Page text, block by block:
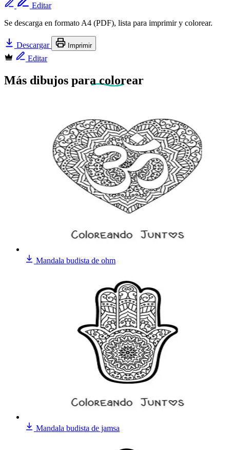
Editar
Se descarga en formato A4 (PDF), lista para imprimir y colorear.
Descargar Imprimir
Editar
Más dibujos para colorear
Mandala budista de ohm
Mandala budista de jamsa